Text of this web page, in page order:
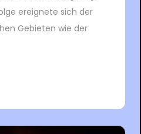
ereignete sich der
Gebieten wie der